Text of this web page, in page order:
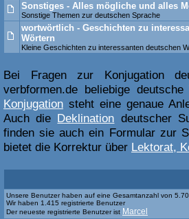
Sonstiges - Alles mögliche und alles
Sonstige Themen zur deutschen Sprache
wortwörtlich - Geschichten zu
Wörtern
Kleine Geschichten zu interessanten deutschen
Bei Fragen zur Konjugation
verbformen.de beliebige deutsche
Konjugation steht eine genaue
Auch die Deklination deutscher
finden sie auch ein Formular zur
bietet die Korrektur über Lektorat,
Unsere Benutzer haben auf eine Gesamtanzahl von
Wir haben 1.415 registrierte Benutzer
Der neueste registrierte Benutzer ist Marcel